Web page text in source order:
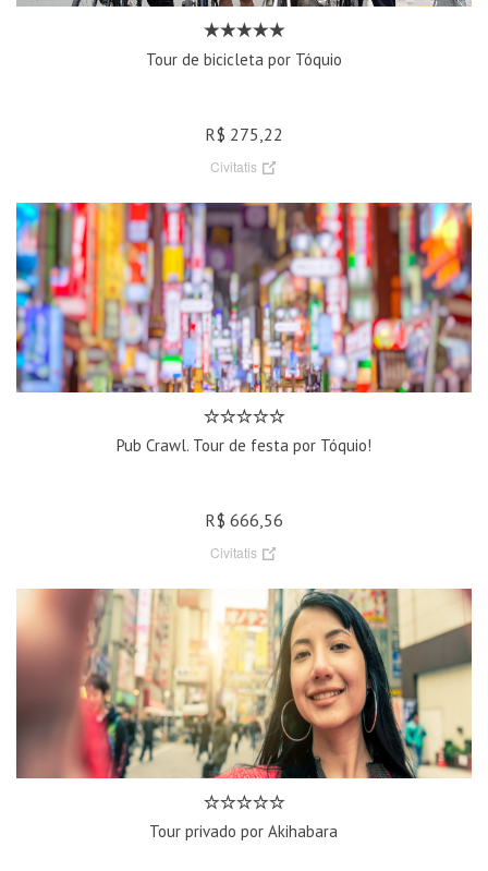
Tour de bicicleta por Tóquio
R$ 275,22
Civitatis
Pub Crawl. Tour de festa por Tóquio!
R$ 666,56
Civitatis
Tour privado por Akihabara